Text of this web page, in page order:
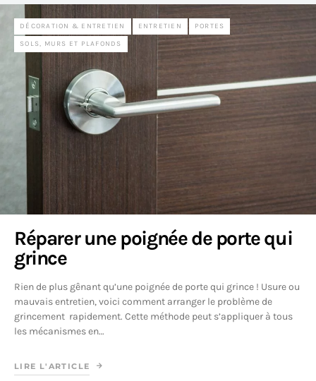
DÉCORATION & ENTRETIEN ENTRETIEN PORTES
SOLS, MURS ET PLAFONDS
Réparer une poignée de porte qui
grince
Rien de plus gênant qu’une poignée de porte qui grince ! Usure ou
mauvais entretien, voici comment arranger le problème de
grincement rapidement. Cette méthode peut s’appliquer à tous
les mécanismes en…
LIRE L'ARTICLE